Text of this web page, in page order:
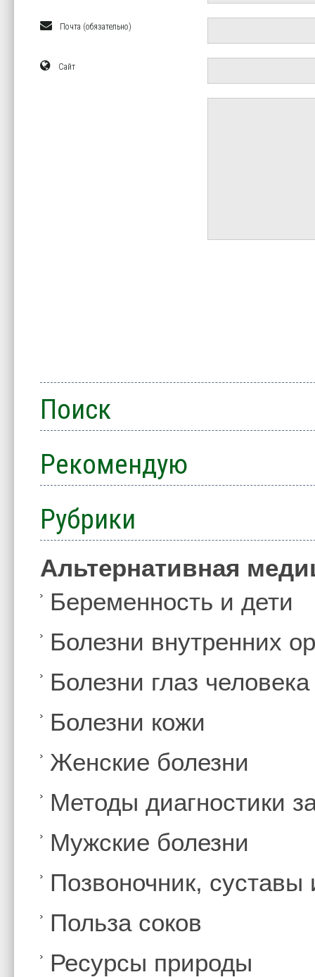
Почта (обязательно)
Сайт
Поиск
Рекомендую
Рубрики
Альтернативная
Беременность и дети
Болезни внутренних
Болезни глаз человека
Болезни кожи
Женские болезни
Методы диагностики
Мужские болезни
Позвоночник,
Польза соков
Ресурсы природы